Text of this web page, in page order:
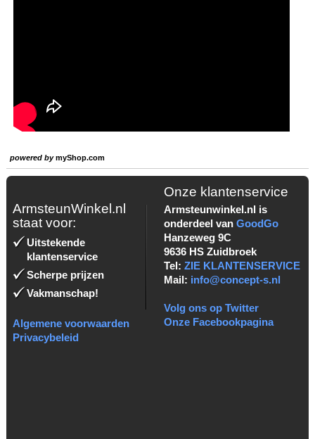
powered bymyShop.com
ArmsteunWinkel.nl
staat voor:
Uitstekende
klantenservice
Scherpe prijzen
Vakmanschap!
Algemene voorwaarden
Privacybeleid
Onze klantenservice
Armsteunwinkel.nl is
onderdeel van GoodGo
Hanzeweg 9C
9636 HS Zuidbroek
Tel: ZIE KLANTENSERVICE
Mail: info@concept-s.nl
Volg ons op Twitter
Onze Facebookpagina